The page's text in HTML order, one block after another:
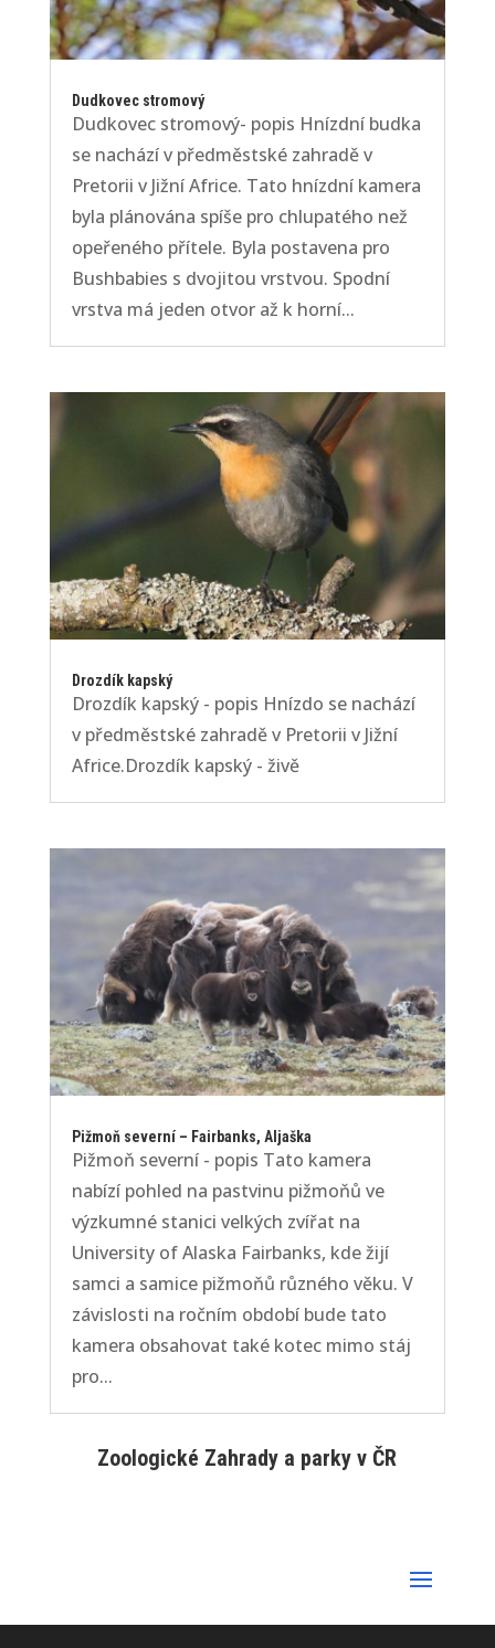
Dudkovec stromový
Dudkovec stromový- popis Hnízdní budka
se nachází v předměstské zahradě v
Pretorii v Jižní Africe. Tato hnízdní kamera
byla plánována spíše pro chlupatého než
opeřeného přítele. Byla postavena pro
Bushbabies s dvojitou vrstvou. Spodní
vrstva má jeden otvor až k horní...
Drozdík kapský
Drozdík kapský - popis Hnízdo se nachází
v předměstské zahradě v Pretorii v Jižní
Africe.Drozdík kapský - živě
Pižmoň severní – Fairbanks, Aljaška
Pižmoň severní - popis Tato kamera
nabízí pohled na pastvinu pižmoňů ve
výzkumné stanici velkých zvířat na
University of Alaska Fairbanks, kde žijí
samci a samice pižmoňů různého věku. V
závislosti na ročním období bude tato
kamera obsahovat také kotec mimo stáj
pro...
Zoologické Zahrady a parky v ČR